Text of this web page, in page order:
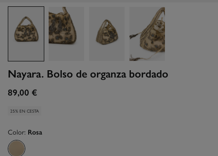
Nayara. Bolso de organza bordado
89,00 €
25% EN CESTA
Color: Rosa